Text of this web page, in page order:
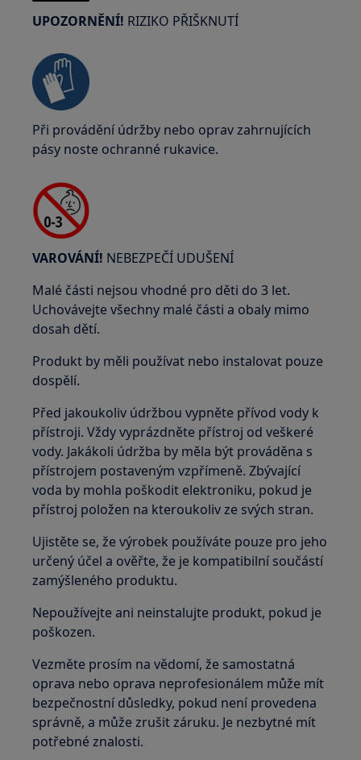
UPOZORNĚNÍ! RIZIKO PŘIŠKNUTÍ
Při provádění údržby nebo oprav zahrnujících
pásy noste ochranné rukavice.
VAROVÁNÍ! NEBEZPEČÍ UDUŠENÍ
Malé části nejsou vhodné pro děti do 3 let.
Uchovávejte všechny malé části a obaly mimo
dosah dětí.
Produkt by měli používat nebo instalovat pouze
dospělí.
Před jakoukoliv údržbou vypněte přívod vody k
přístroji. Vždy vyprázdněte přístroj od veškeré
vody. Jakákoli údržba by měla být prováděna s
přístrojem postaveným vzpřímeně. Zbývající
voda by mohla poškodit elektroniku, pokud je
přístroj položen na kteroukoliv ze svých stran.
Ujistěte se, že výrobek používáte pouze pro jeho
určený účel a ověřte, že je kompatibilní součástí
zamýšleného produktu.
Nepoužívejte ani neinstalujte produkt, pokud je
poškozen.
Vezměte prosím na vědomí, že samostatná
oprava nebo oprava neprofesionálem může mít
bezpečnostní důsledky, pokud není provedena
správně, a může zrušit záruku. Je nezbytné mít
potřebné znalosti.